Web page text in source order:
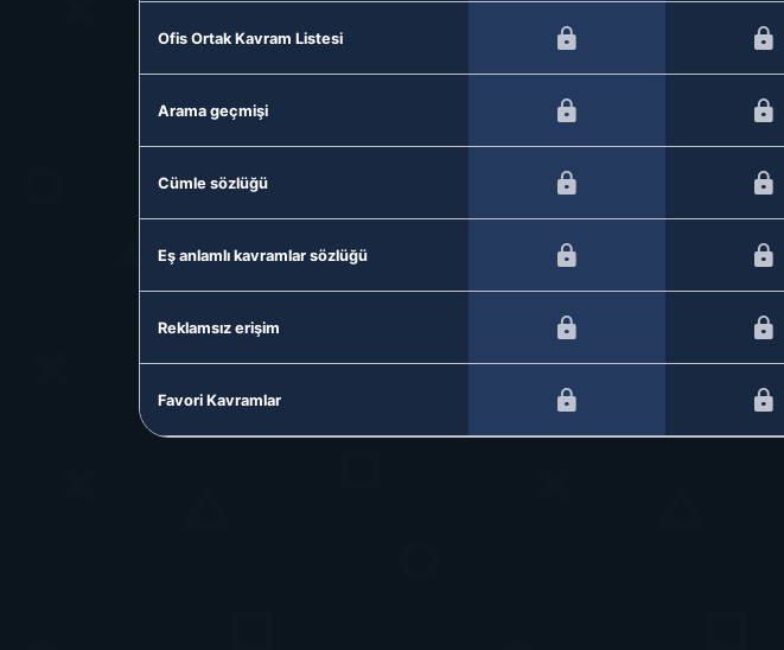
Ofis Ortak Kavram Listesi
Arama geçmişi
Cümle sözlüğü
Eş anlamlı kavramlar sözlüğü
Reklamsız erişim
Favori Kavramlar